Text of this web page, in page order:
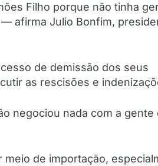
Filho porque não tinha
afirma Julio Bonfim,
de demissão dos seus
as rescisões e
negociou nada com a gente
de importação,